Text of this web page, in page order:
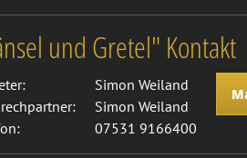
und Gretel" Kontakt
Simon Weiland
Simon Weiland
07531 9166400